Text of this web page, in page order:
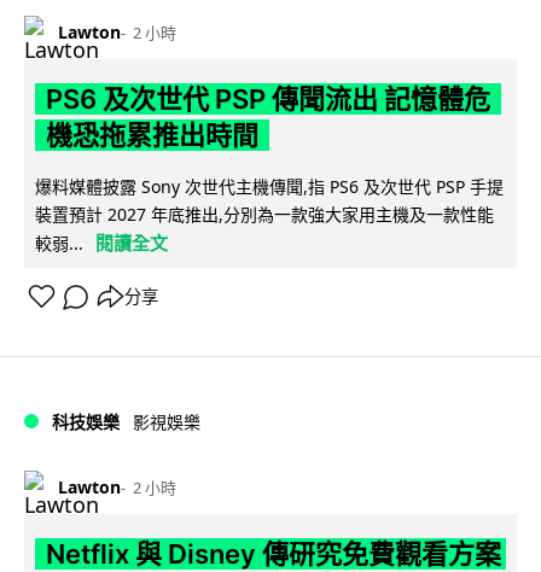
Lawton 2 小時
PS6 及次世代 PSP 傳聞流出 記憶體危
機恐拖累推出時間
爆料媒體披露 Sony 次世代主機傳聞,指 PS6 及次世代 PSP 手提
裝置預計 2027 年底推出,分別為一款強大家用主機及一款性能
較弱...
閱讀全文
分享
科技娛樂 影視娛樂
Lawton 2 小時
Netflix 與 Disney 傳研究免費觀看方案